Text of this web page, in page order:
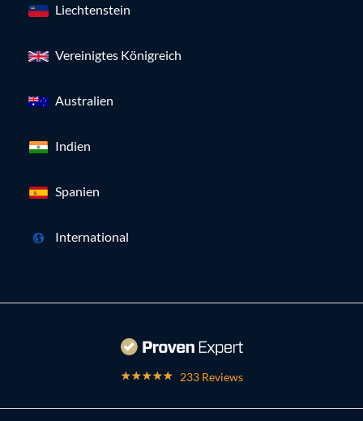
Liechtenstein
Vereinigtes Königreich
Australien
Indien
Spanien
International
233 Reviews